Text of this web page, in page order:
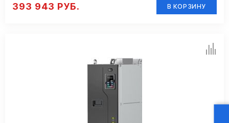
393 943 РУБ. В КОРЗИНУ